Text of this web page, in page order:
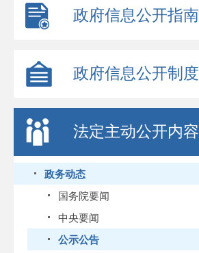
政府信息公开指南
政府信息公开制度
法定主动公开内容
政务动态
国务院要闻
中央要闻
公示公告